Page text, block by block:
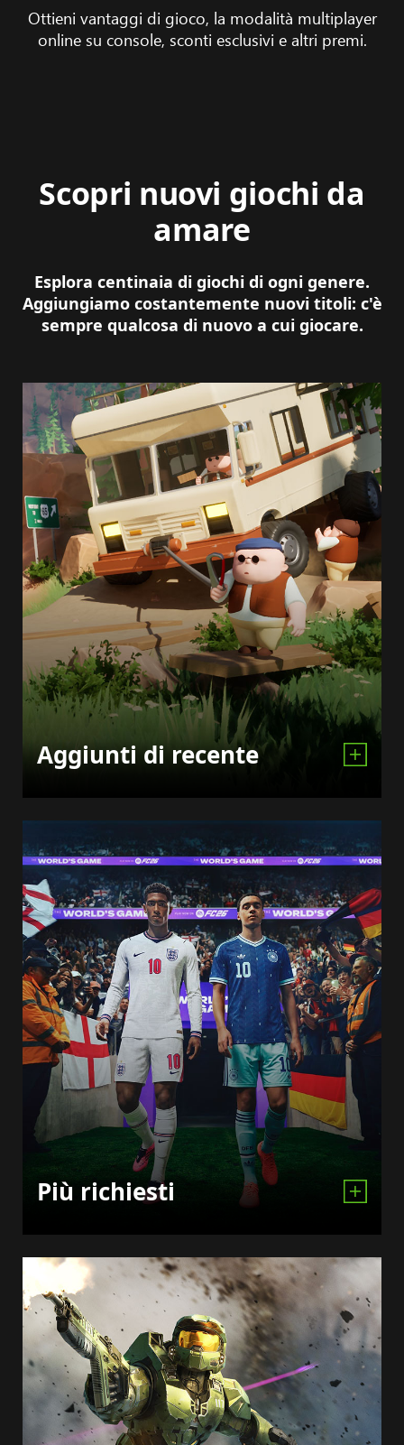
Ottieni vantaggi di gioco, la modalità multiplayer
online su console, sconti esclusivi e altri premi.
Scopri nuovi giochi da
amare
Esplora centinaia di giochi di ogni genere.
Aggiungiamo costantemente nuovi titoli: c'è
sempre qualcosa di nuovo a cui giocare.
Aggiunti di recente
Più richiesti